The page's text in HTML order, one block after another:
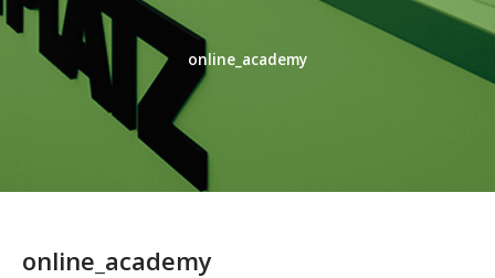
online_academy
online_academy